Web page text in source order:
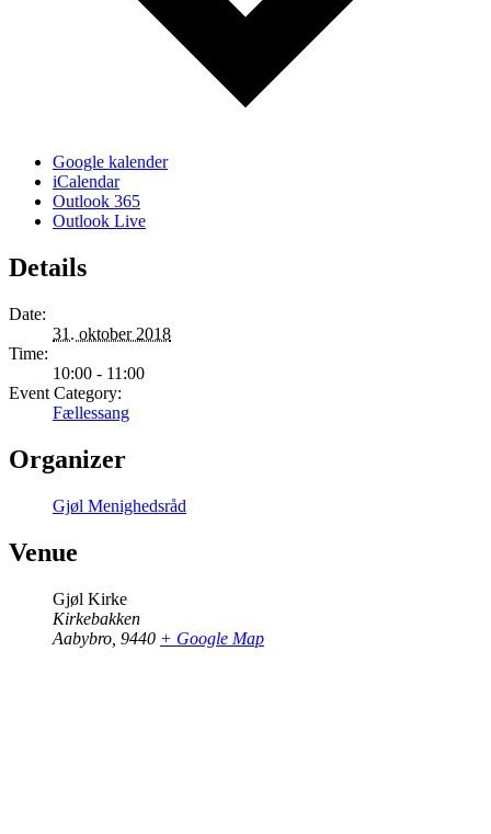
Google kalender
iCalendar
Outlook 365
Outlook Live
Details
Date:
31. oktober 2018
Time:
10:00 - 11:00
Event Category:
Fællessang
Organizer
Gjøl Menighedsråd
Venue
Gjøl Kirke
Kirkebakken
Aabybro 9440 + Google Map